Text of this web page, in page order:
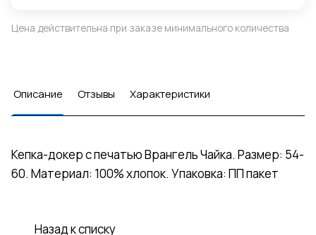
Цена действительна при заказе минимального количества
Описание Отзывы Характеристики
Кепка-докер с печатью Врангель Чайка. Размер: 54-
60. Материал: 100% хлопок. Упаковка: ПП пакет
Назад к списку